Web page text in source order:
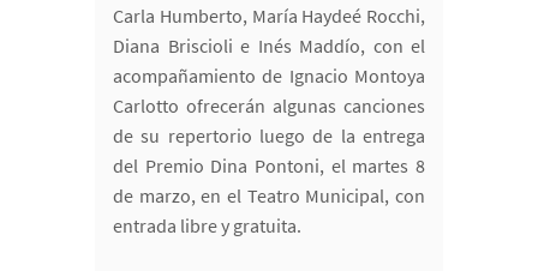
Carla Humberto, María Haydeé Rocchi,
Diana Briscioli e Inés Maddío, con el
acompañamiento de Ignacio Montoya
Carlotto ofrecerán algunas canciones
de su repertorio luego de la entrega
del Premio Dina Pontoni, el martes 8
de marzo, en el Teatro Municipal, con
entrada libre y gratuita.